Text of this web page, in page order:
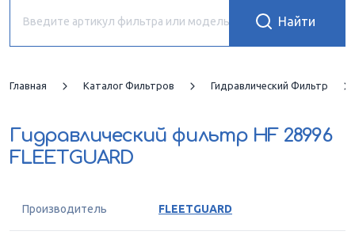
Главная Каталог Фильтров Гидравлический Фильтр
Гидравлический фильтр HF 28996
FLEETGUARD
Производитель FLEETGUARD